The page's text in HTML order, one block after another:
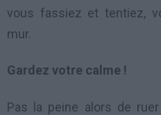
vous fassiez et tentiez,
mur.
Gardez votre calme !
Pas la peine alors de